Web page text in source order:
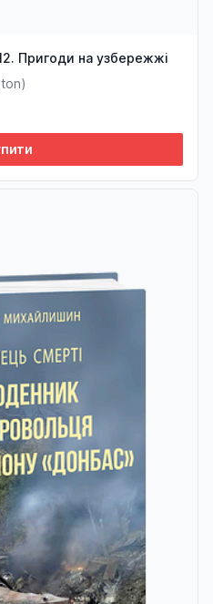
Пригоди на узбережжі